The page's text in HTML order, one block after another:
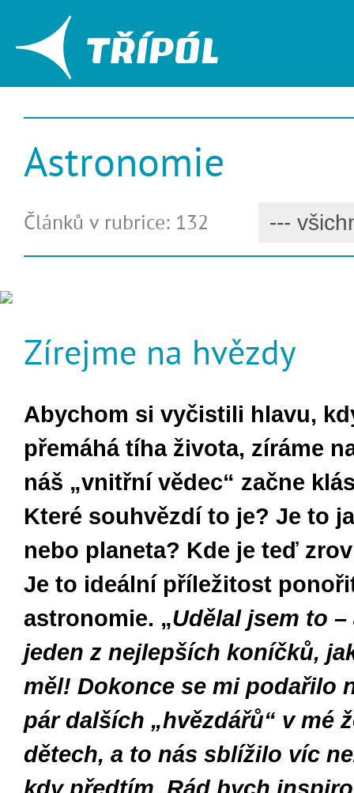
Astronomie
Článků v rubrice: 132
Zírejme na hvězdy
Abychom si vyčistili hlavu,
přemáhá tíha života, zíráme
náš „vnitřní vědec“ začne
Které souhvězdí to je? Je to
nebo planeta? Kde je teď
Je to ideální příležitost
astronomie. „Udělal jsem to
jeden z nejlepších koníčků,
měl! Dokonce se mi podařilo
pár dalších „hvězdářů“ v mé
dětech, a to nás sblížilo víc